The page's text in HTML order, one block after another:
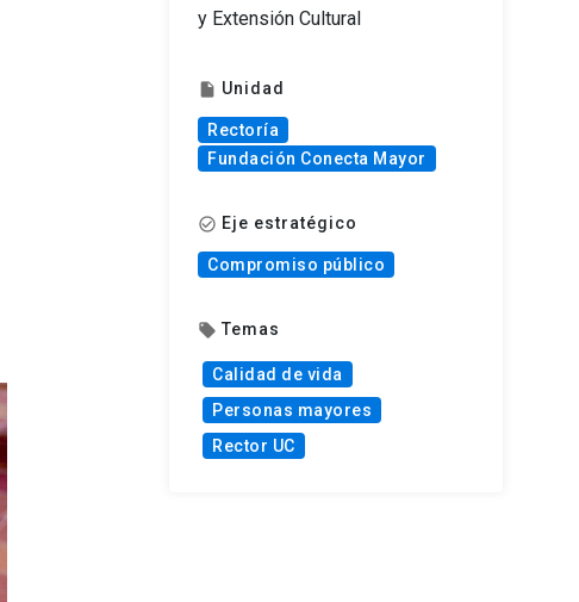
y Extensión Cultural
insert_drive_file Unidad
Rectoría
Fundación Conecta Mayor
check_circle_outline Eje estratégico
Compromiso público
local_offer Temas
Calidad de vida
Personas mayores
Rector UC